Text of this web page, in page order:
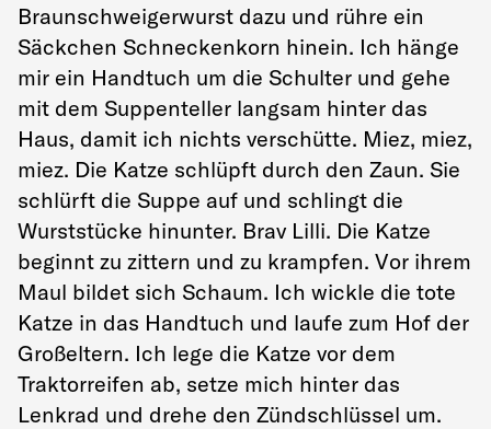
Braunschweigerwurst dazu und rühre ein
Säckchen Schneckenkorn hinein. Ich hänge
mir ein Handtuch um die Schulter und gehe
mit dem Suppenteller langsam hinter das
Haus, damit ich nichts verschütte. Miez, miez,
miez. Die Katze schlüpft durch den Zaun. Sie
schlürft die Suppe auf und schlingt die
Wurststücke hinunter. Brav Lilli. Die Katze
beginnt zu zittern und zu krampfen. Vor ihrem
Maul bildet sich Schaum. Ich wickle die tote
Katze in das Handtuch und laufe zum Hof der
Großeltern. Ich lege die Katze vor dem
Traktorreifen ab, setze mich hinter das
Lenkrad und drehe den Zündschlüssel um.